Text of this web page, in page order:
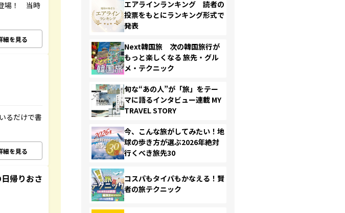
場！ 当時
細を見る
るだけで書
細を見る
帰りおさ
エアラインランキング 読者の
投票をもとにランキング形式で
発表
Next韓国旅 次の韓国旅行が
もっと楽しくなる 旅先・グル
メ・テクニック
旬な“あの人”が「旅」をテー
マに語るインタビュー連載 MY
TRAVEL STORY
今、こんな旅がしてみたい！地
球の歩き方が選ぶ2026年絶対
行くべき旅先30
コスパもタイパもかなえる！賢
者の旅テクニック